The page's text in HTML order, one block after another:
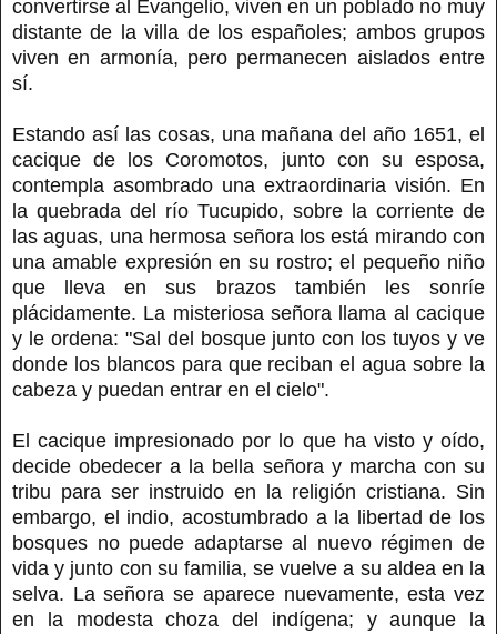
convertirse al Evangelio, viven en un poblado no muy
distante de la villa de los españoles; ambos grupos
viven en armonía, pero permanecen aislados entre
sí.
Estando así las cosas, una mañana del año 1651, el
cacique de los Coromotos, junto con su esposa,
contempla asombrado una extraordinaria visión. En
la quebrada del río Tucupido, sobre la corriente de
las aguas, una hermosa señora los está mirando con
una amable expresión en su rostro; el pequeño niño
que lleva en sus brazos también les sonríe
plácidamente. La misteriosa señora llama al cacique
y le ordena: "Sal del bosque junto con los tuyos y ve
donde los blancos para que reciban el agua sobre la
cabeza y puedan entrar en el cielo".
El cacique impresionado por lo que ha visto y oído,
decide obedecer a la bella señora y marcha con su
tribu para ser instruido en la religión cristiana. Sin
embargo, el indio, acostumbrado a la libertad de los
bosques no puede adaptarse al nuevo régimen de
vida y junto con su familia, se vuelve a su aldea en la
selva. La señora se aparece nuevamente, esta vez
en la modesta choza del indígena; y aunque la